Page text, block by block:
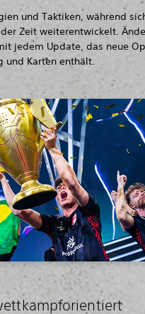
und Taktiken, während
Zeit weiterentwickelt.
jedem Update, das neue
und Karten enthält.